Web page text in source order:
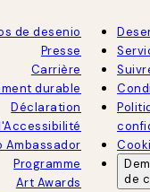
de desenio
Presse
Carrière
durable
Déclaration
Ambassador
Programme
Art Awards
de